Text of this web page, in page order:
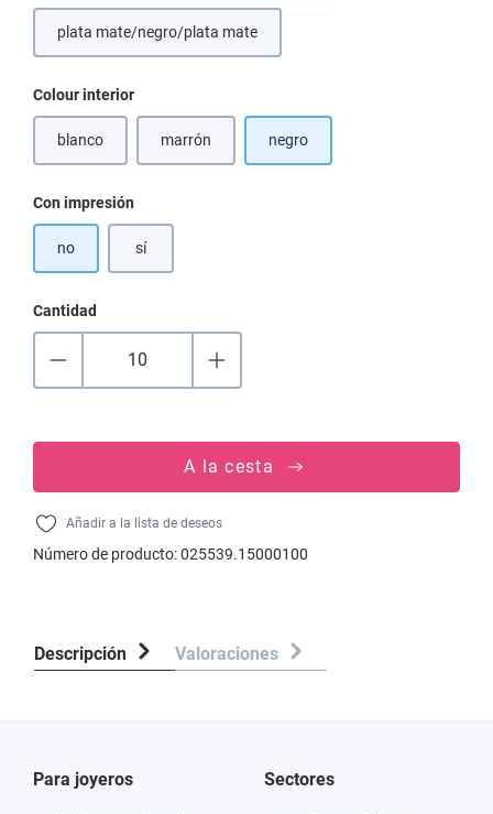
plata mate/negro/plata mate
Seleccione
Colour interior
blanco(Esta opción no está disponible en este momento.)
marrón(Esta opción no está disponible en este momento.)
negro
Seleccione
Con impresión
no sí
Cantidad
A la cesta
Añadir a la lista de deseos
Número de producto:025539.15000100
Descripción Valoraciones
Para joyeros Sectores